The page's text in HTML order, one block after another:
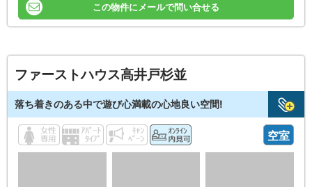
この物件にメールで問い合せる
ファーストハウス高井戸杉並
落ち着きのある中で遊び心満載の心地良い空間!
空室